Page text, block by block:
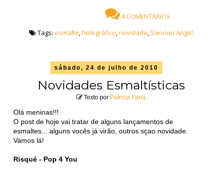
4 COMENTÁRIOS
Tags: esmalte,holográfico,novidade, Sancion Angel
sábado, 24 de julho de 2010
Novidades Esmaltísticas
Texto por Patricia Faria
Olá meninas!!!
O post de hoje vai tratar de alguns lançamentos de
esmaltes... alguns vocês já virão, outros sçao novidade.
Vamos lá!
Risqué - Pop 4 You